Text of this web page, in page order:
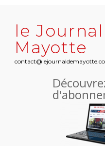
le
Mayotte